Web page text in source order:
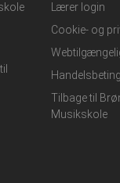
Lærer login
Cookie- og
Tilbage til
Musikskole